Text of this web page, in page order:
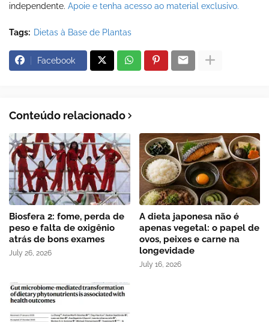
independente. Apoie e tenha acesso ao material exclusivo.
Tags: Dietas à Base de Plantas
Facebook
Conteúdo relacionado
Biosfera 2: fome, perda de
peso e falta de oxigênio
atrás de bons exames
July 26, 2026
A dieta japonesa não é
apenas vegetal: o papel de
ovos, peixes e carne na
longevidade
July 16, 2026